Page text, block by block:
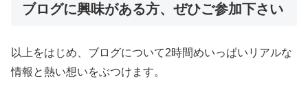
ブログに興味がある方、ぜひご参加下さい
以上をはじめ、ブログについて2時間めいっぱいリアルな
情報と熱い想いをぶつけます。